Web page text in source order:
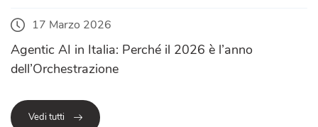
17 Marzo 2026
Agentic AI in Italia: Perché il 2026 è l’anno
dell’Orchestrazione
Vedi tutti